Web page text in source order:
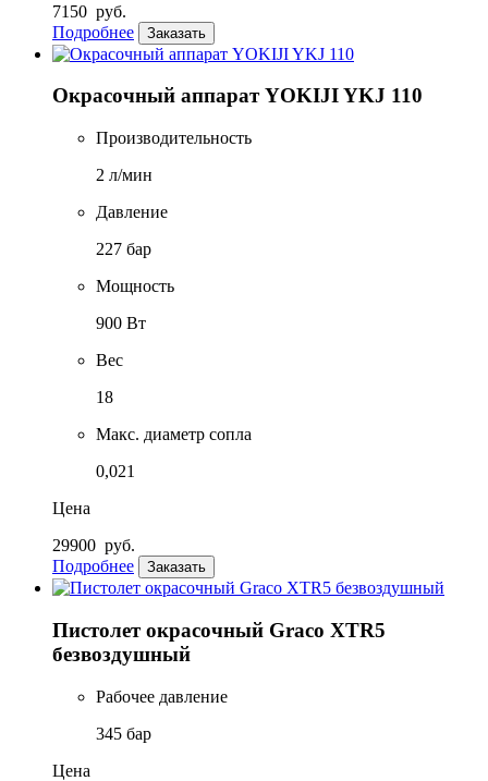
7150 руб.
Подробнее
Заказать
Окрасочный аппарат YOKIJI YKJ 110
Производительность
2 л/мин
Давление
227 бар
Мощность
900 Вт
Вес
18
Макс. диаметр сопла
0,021
Цена
29900 руб.
Подробнее
Заказать
Пистолет окрасочный Graco XTR5
безвоздушный
Рабочее давление
345 бар
Цена